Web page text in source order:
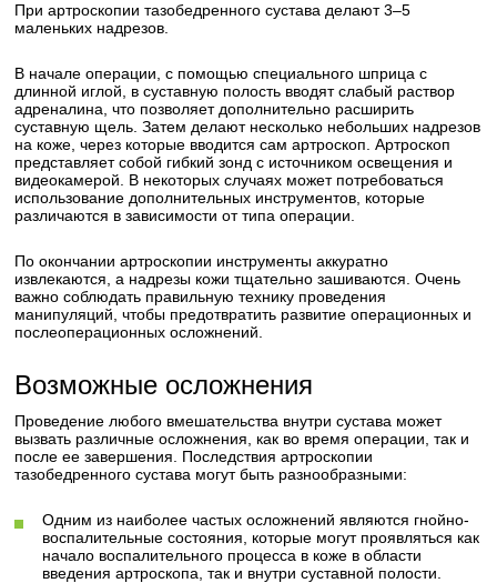
При артроскопии тазобедренного сустава делают 3–5
маленьких надрезов.
В начале операции, с помощью специального шприца с
длинной иглой, в суставную полость вводят слабый раствор
адреналина, что позволяет дополнительно расширить
суставную щель. Затем делают несколько небольших надрезов
на коже, через которые вводится сам артроскоп. Артроскоп
представляет собой гибкий зонд с источником освещения и
видеокамерой. В некоторых случаях может потребоваться
использование дополнительных инструментов, которые
различаются в зависимости от типа операции.
По окончании артроскопии инструменты аккуратно
извлекаются, а надрезы кожи тщательно зашиваются. Очень
важно соблюдать правильную технику проведения
манипуляций, чтобы предотвратить развитие операционных и
послеоперационных осложнений.
Возможные осложнения
Проведение любого вмешательства внутри сустава может
вызвать различные осложнения, как во время операции, так и
после ее завершения. Последствия артроскопии
тазобедренного сустава могут быть разнообразными:
Одним из наиболее частых осложнений являются гнойно-
воспалительные состояния, которые могут проявляться как
начало воспалительного процесса в коже в области
введения артроскопа, так и внутри суставной полости.